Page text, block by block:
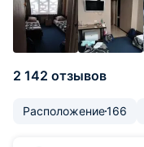
2 142 отзывов
Расположение166